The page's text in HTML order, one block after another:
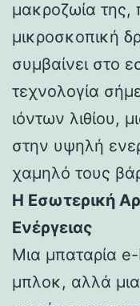
μακροζωία της,
μικροσκοπική
συμβαίνει στο
τεχνολογία
ιόντων λιθίου,
στην υψηλή
χαμηλό τους
Η Εσωτερική
Ενέργειας
Μια μπαταρία e-
μπλοκ, αλλά